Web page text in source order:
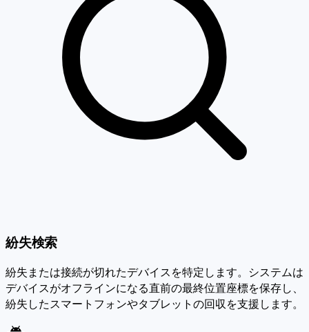
紛失検索
紛失または接続が切れたデバイスを特定します。システムは
デバイスがオフラインになる直前の最終位置座標を保存し、
紛失したスマートフォンやタブレットの回収を支援します。